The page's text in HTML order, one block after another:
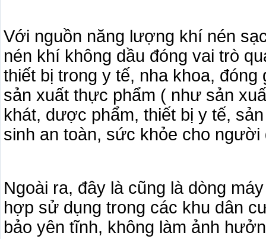
Với nguồn năng lượng khí nén
nén khí không dầu đóng vai trò
thiết bị trong y tế, nha khoa,
sản xuất thực phẩm ( như sản
khát, dược phẩm, thiết bị y tế,
sinh an toàn, sức khỏe cho
Ngoài ra, đây là cũng là dòng
hợp sử dụng trong các khu dân
bảo yên tĩnh, không làm ảnh